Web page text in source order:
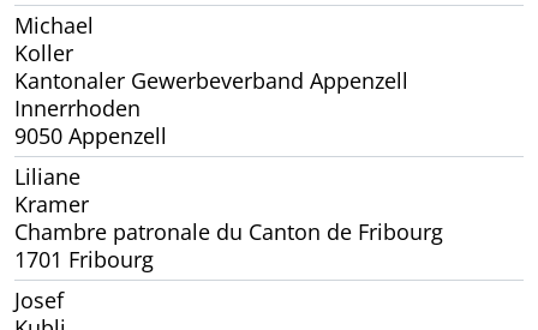
Michael
Koller
Kantonaler Gewerbeverband Appenzell
Innerrhoden
9050 Appenzell
Liliane
Kramer
Chambre patronale du Canton de Fribourg
1701 Fribourg
Josef